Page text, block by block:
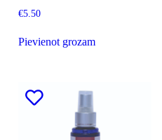
€5.50
Pievienot grozam